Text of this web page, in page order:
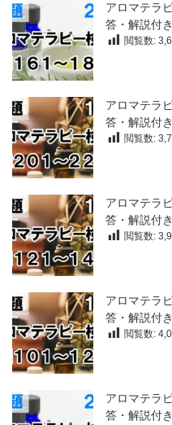
アロマテラ
答・解説付
閲覧数:
アロマテラ
答・解説付
閲覧数:
アロマテラ
答・解説付
閲覧数:
アロマテラ
答・解説付
閲覧数:
アロマテラ
答・解説付き